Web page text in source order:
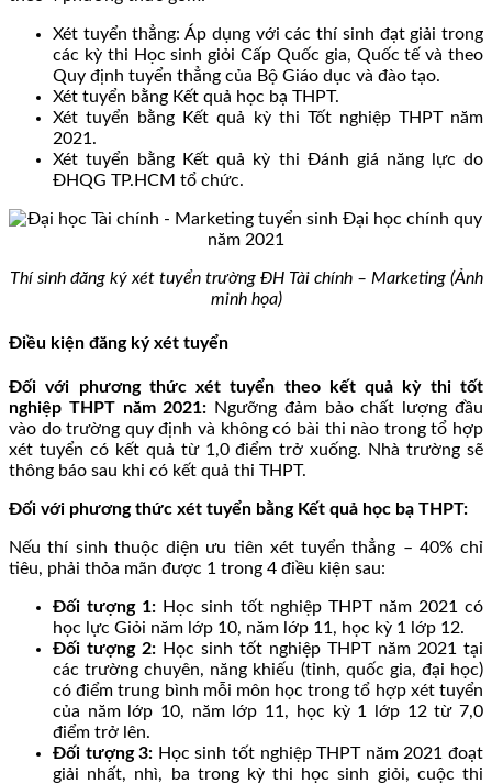
Xét tuyển thẳng: Áp dụng với các thí sinh đạt giải trong
các kỳ thi Học sinh giỏi Cấp Quốc gia, Quốc tế và theo
Quy định tuyển thẳng của Bộ Giáo dục và đào tạo.
Xét tuyển bằng Kết quả học bạ THPT.
Xét tuyển bằng Kết quả kỳ thi Tốt nghiệp THPT năm
2021.
Xét tuyển bằng Kết quả kỳ thi Đánh giá năng lực do
ĐHQG TP.HCM tổ chức.
Thí sinh đăng ký xét tuyển trường ĐH Tài chính – Marketing (Ảnh
minh họa)
Điều kiện đăng ký xét tuyển
Đối với phương thức xét tuyển theo kết quả kỳ thi tốt
nghiệp THPT năm 2021: Ngưỡng đảm bảo chất lượng đầu
vào do trường quy định và không có bài thi nào trong tổ hợp
xét tuyển có kết quả từ 1,0 điểm trở xuống. Nhà trường sẽ
thông báo sau khi có kết quả thi THPT.
Đối với phương thức xét tuyển bằng Kết quả học bạ THPT:
Nếu thí sinh thuộc diện ưu tiên xét tuyển thẳng – 40% chỉ
tiêu, phải thỏa mãn được 1 trong 4 điều kiện sau:
Đối tượng 1: Học sinh tốt nghiệp THPT năm 2021 có
học lực Giỏi năm lớp 10, năm lớp 11, học kỳ 1 lớp 12.
Đối tượng 2: Học sinh tốt nghiệp THPT năm 2021 tại
các trường chuyên, năng khiếu (tỉnh, quốc gia, đại học)
có điểm trung bình mỗi môn học trong tổ hợp xét tuyển
của năm lớp 10, năm lớp 11, học kỳ 1 lớp 12 từ 7,0
điểm trở lên.
Đối tượng 3: Học sinh tốt nghiệp THPT năm 2021 đoạt
giải nhất, nhì, ba trong kỳ thi học sinh giỏi, cuộc thi